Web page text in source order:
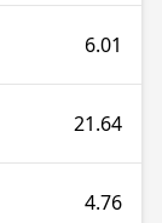
6.01
21.64
4.76